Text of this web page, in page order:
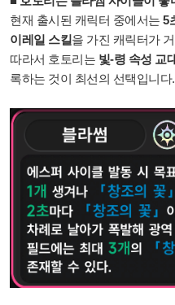
현재 출시된 캐릭터 중에서는 5
이레일 스킬을 가진 캐릭터가
따라서 호토리는 빛-령 속성 교
록하는 것이 최선의 선택입니다.